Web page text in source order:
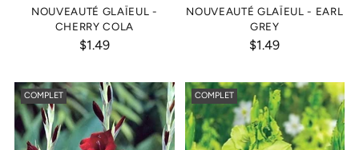
NOUVEAUTÉ GLAÏEUL -
CHERRY COLA
$1.49
NOUVEAUTÉ GLAÏEUL - EARL
GREY
$1.49
COMPLET COMPLET